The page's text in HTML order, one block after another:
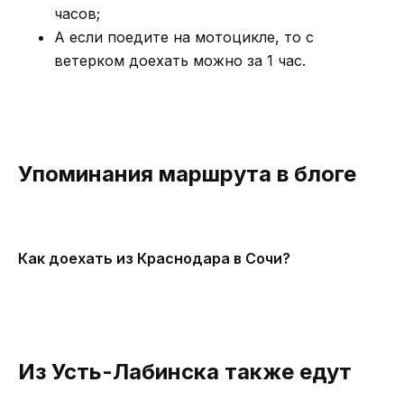
часов;
А если поедите на мотоцикле, то с
ветерком доехать можно за 1 час.
Упоминания маршрута в блоге
Как доехать из Краснодара в Сочи?
Из Усть-Лабинска также едут